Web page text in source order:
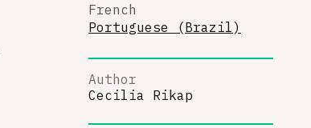
French
Portuguese (Brazil)
Author
Cecilia Rikap